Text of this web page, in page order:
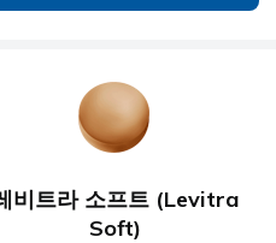
비트라 소프트 (Levitra
Soft)